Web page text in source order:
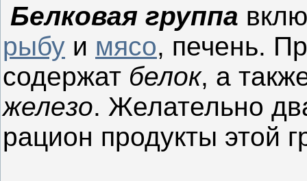
Белковая группа
рыбу и мясо, печень.
содержат белок, а
железо. Желательно
рацион продукты этой